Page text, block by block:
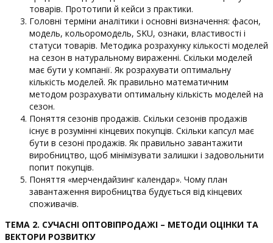
товарів. Прототипи й кейси з практики.
Головні терміни аналітики і основні визначення: фасон,
модель, кольоромодель, SKU, ознаки, властивості і
статуси товарів. Методика розрахунку кількості моделей
на сезон в натуральному вираженні. Скільки моделей
має бути у компанії. Як розрахувати оптимальну
кількість моделей. Як правильно математичним
методом розрахувати оптимальну кількість моделей на
сезон.
Поняття сезонів продажів. Скільки сезонів продажів
існує в розумінні кінцевих покупців. Скільки капсул має
бути в сезоні продажів. Як правильно завантажити
виробництво, щоб мінімізувати залишки і задовольнити
попит покупців.
Поняття «мерчендайзинг календар». Чому план
завантаження виробництва будується від кінцевих
споживачів.
ТЕМА 2. СУЧАСНІ ОПТОВІПРОДАЖІ – МЕТОДИ ОЦІНКИ ТА
ВЕКТОРИ РОЗВИТКУ